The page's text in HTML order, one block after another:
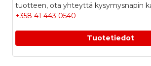
tuotteen, ota yhteyttä kysymysnapin
+358 41 443 0540
Tuotetiedot